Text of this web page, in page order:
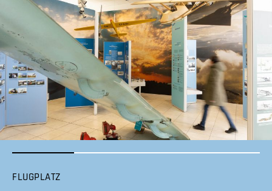
FLUGPLATZ